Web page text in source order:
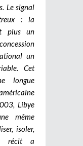
Le signal
: la
plus un
un
Cet
longue
Libye
même
isoler,
récit a